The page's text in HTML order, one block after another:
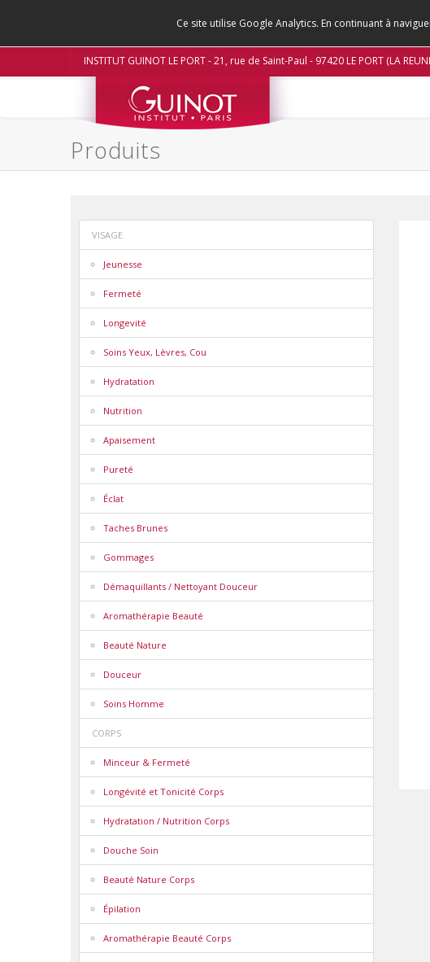
Ce site utilise Google Analytics. En continuant à
INSTITUT GUINOT LE PORT - 21, rue de Saint-Paul - 97420 LE PORT (LA
Produits
VISAGE
Jeunesse
Fermeté
Longevité
Soins Yeux, Lèvres, Cou
Hydratation
Nutrition
Apaisement
Pureté
Éclat
Taches Brunes
Gommages
Démaquillants / Nettoyant Douceur
Aromathérapie Beauté
Beauté Nature
Douceur
Soins Homme
CORPS
Minceur & Fermeté
Longévité et Tonicité Corps
Hydratation / Nutrition Corps
Douche Soin
Beauté Nature Corps
Épilation
Aromathérapie Beauté Corps